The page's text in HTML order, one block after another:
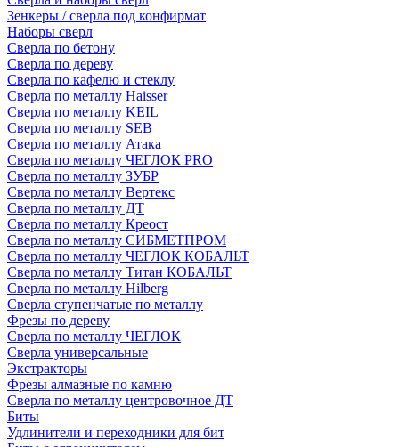
Зенкеры / сверла под конфирмат
Наборы сверл
Сверла по бетону
Сверла по дереву
Сверла по кафелю и стеклу
Сверла по металлу Haisser
Сверла по металлу KEIL
Сверла по металлу SEB
Сверла по металлу Атака
Сверла по металлу ЧЕГЛОК PRO
Сверла по металлу ЗУБР
Сверла по металлу Вертекс
Сверла по металлу ДТ
Сверла по металлу Креост
Сверла по металлу СИБМЕТПРОМ
Сверла по металлу ЧЕГЛОК КОБАЛЬТ
Сверла по металлу Титан КОБАЛЬТ
Сверла по металлу Hilberg
Сверла ступенчатые по металлу
Фрезы по дереву
Сверла по металлу ЧЕГЛОК
Сверла универсальные
Экстракторы
Фрезы алмазные по камню
Сверла по металлу центровочное ДТ
Биты
Удлинители и переходники для бит